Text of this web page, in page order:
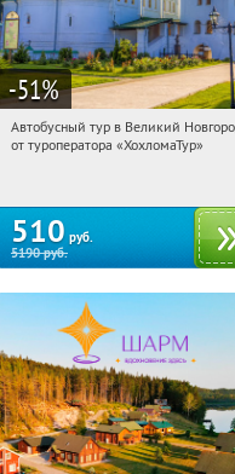
-51%
08:40:31 Купили:
Автобусный тур в Великий
от туроператора «ХохломаТур»
510 руб.
5190руб.